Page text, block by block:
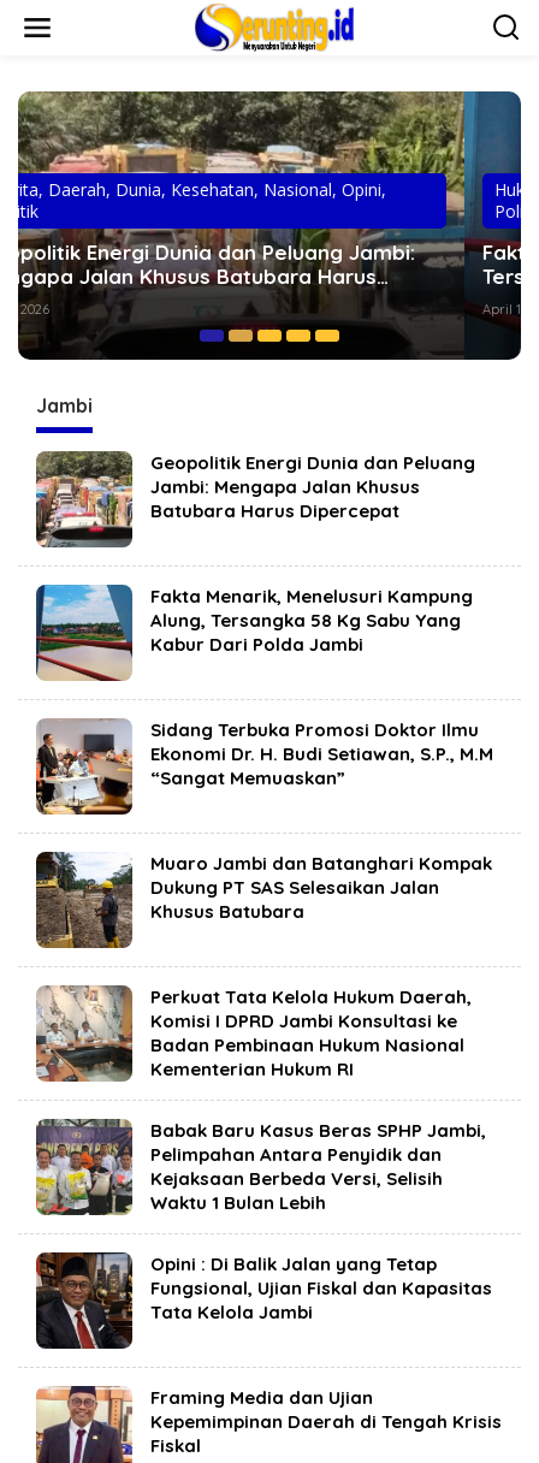
Hukum, Berita, Daerah,Dunia,Kesehatan, Nasional,
Fakta Menarik, Menelusuri Kampung Alung,
Tersangka 58 Kg Sabu Yang Kabur Dari Polda
Jambi
April 11, 2026
Jambi
Geopolitik Energi Dunia dan Peluang
Jambi: Mengapa Jalan Khusus
Batubara Harus Dipercepat
Fakta Menarik, Menelusuri Kampung
Alung, Tersangka 58 Kg Sabu Yang
Kabur Dari Polda Jambi
Sidang Terbuka Promosi Doktor Ilmu
Ekonomi Dr. H. Budi Setiawan, S.P., M.M
“Sangat Memuaskan”
Muaro Jambi dan Batanghari Kompak
Dukung PT SAS Selesaikan Jalan
Khusus Batubara
Perkuat Tata Kelola Hukum Daerah,
Komisi I DPRD Jambi Konsultasi ke
Badan Pembinaan Hukum Nasional
Kementerian Hukum RI
Babak Baru Kasus Beras SPHP Jambi,
Pelimpahan Antara Penyidik dan
Kejaksaan Berbeda Versi, Selisih
Waktu 1 Bulan Lebih
Opini : Di Balik Jalan yang Tetap
Fungsional, Ujian Fiskal dan Kapasitas
Tata Kelola Jambi
Framing Media dan Ujian
Kepemimpinan Daerah di Tengah Krisis
Fiskal